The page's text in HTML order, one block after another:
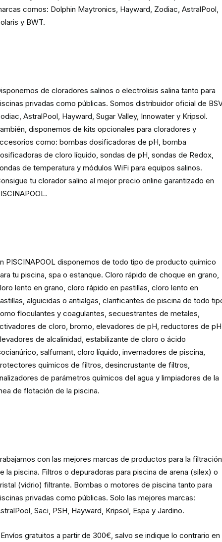
comos: Dolphin Maytronics, Hayward, Zodiac, AstralPool,
y BWT.
de cloradores salinos o electrolisis salina tanto para
privadas como públicas. Somos distribuidor oficial de
AstralPool, Hayward, Sugar Valley, Innowater y Kripsol.
disponemos de kits opcionales para cloradores y
como: bombas dosificadoras de pH, bomba
de cloro líquido, sondas de pH, sondas de Redox,
de temperatura y módulos WiFi para equipos salinos.
tu clorador salino al mejor precio online garantizado en
PISCINAPOOL disponemos de todo tipo de producto químico
tu piscina, spa o estanque. Cloro rápido de choque en grano,
lento en grano, cloro rápido en pastillas, cloro lento en
alguicidas o antialgas, clarificantes de piscina de todo
floculantes y coagulantes, secuestrantes de metales,
de cloro, bromo, elevadores de pH, reductores de
de alcalinidad, estabilizante de cloro o ácido
salfumant, cloro líquido, invernadores de piscina,
químicos de filtros, desincrustante de filtros,
de parámetros químicos del agua y limpiadores de la
de flotación de la piscina.
con las mejores marcas de productos para la filtración
la piscina. Filtros o depuradoras para piscina de arena (silex) o
(vidrio) filtrante. Bombas o motores de piscina tanto para
privadas como públicas. Solo las mejores marcas:
Saci, PSH, Hayward, Kripsol, Espa y Jardino.
gratuitos a partir de 300€, salvo se indique lo contrario en